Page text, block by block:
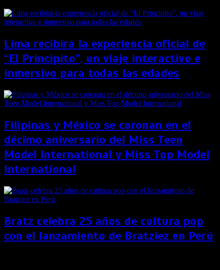
Lima recibirá la experiencia oficial de
“El Principito”, un viaje interactivo e
inmersivo para todas las edades
Filipinas y México se coronan en el
décimo aniversario del Miss Teen
Model International y Miss Top Model
International
Bratz celebra 25 años de cultura pop
con el lanzamiento de Bratziez en Perú